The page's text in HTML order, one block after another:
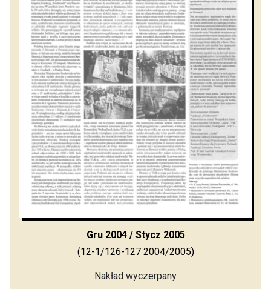
Gru 2004 / Stycz 2005
(12-1/126-127 2004/2005)
Nakład wyczerpany